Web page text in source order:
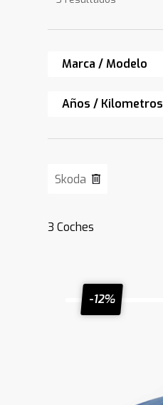
Marca / Modelo
Años / Kilometros
Skoda
3 Coches
-12%